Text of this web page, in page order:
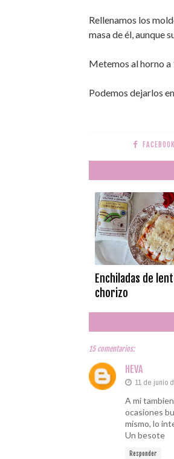
Rellenamos los
masa de él, aunque
Metemos al horno a
Podemos dejarlos
FACEBOOK
Enchiladas de
chorizo
15 comentarios:
HEVA
11 de junio
A mi
ocasiones
mismo, lo
Un besote
Responder